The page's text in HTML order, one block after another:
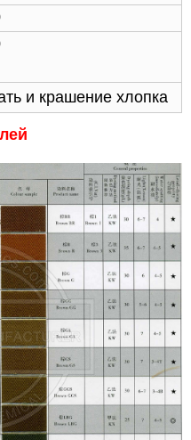
и крашение хлопка